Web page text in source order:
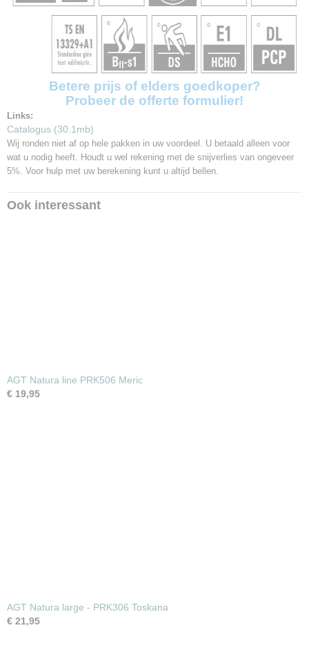
Krasweerstand
Vloerverwarming
Anti slip
Betere prijs of elders goedkoper?
Probeer de offerte formulier!
Links:
Catalogus (30.1mb)
Wij ronden niet af op hele pakken in uw voordeel. U betaald alleen voor
wat u nodig heeft. Houdt u wel rekening met de snijverlies van ongeveer
5%. Voor hulp met uw berekening kunt u altijd bellen.
Ook interessant
AGT Natura line PRK506 Meric
€ 19,95
AGT Natura large - PRK306 Toskana
€ 21,95